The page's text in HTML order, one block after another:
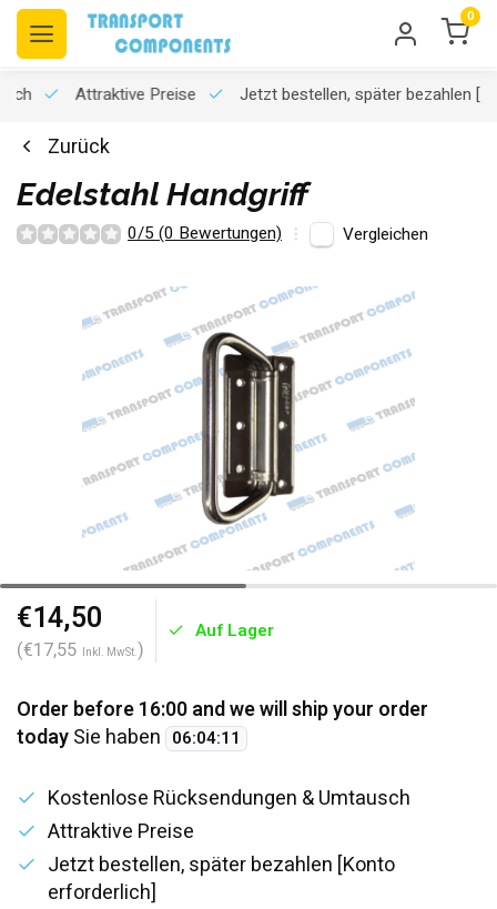
0
Attraktive Preise Jetzt bestellen, später bezahlen
Zurück
Edelstahl Handgriff
0/5 (0 Bewertungen) Vergleichen
€14,50
(€17,55 Inkl. MwSt.)
Auf Lager
Order before 16:00 and we will ship your order
todaySie haben 06:04:11
Kostenlose Rücksendungen & Umtausch
Attraktive Preise
Jetzt bestellen, später bezahlen [Konto
erforderlich]